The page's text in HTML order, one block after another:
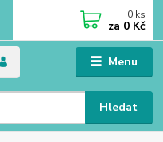
Menu
Hledat
0 ks
za 0 Kč